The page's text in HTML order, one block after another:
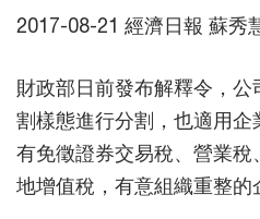
2017-08-21 經濟日報 蘇秀
財政部日前發布解釋令，
割樣態進行分割，也適用
有免徵證券交易稅、營業
地增值稅，有意組織重整的